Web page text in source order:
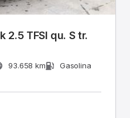
2.5 TFSI qu. S tr.
93.658 km
Gasolina